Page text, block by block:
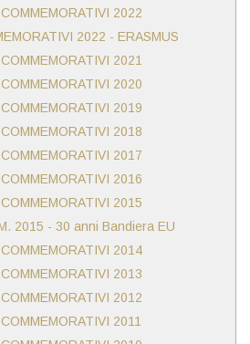
2022
2022 - ERASMUS
2021
2020
2019
2018
2017
2016
2015
2015 - 30 anni Bandiera EU
2014
2013
2012
2011